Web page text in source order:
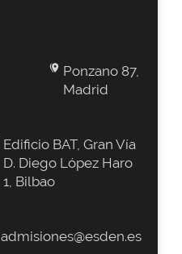
Ponzano 87,
Madrid
Edificio BAT, Gran Vía
D. Diego López Haro
1, Bilbao
admisiones@esden.es